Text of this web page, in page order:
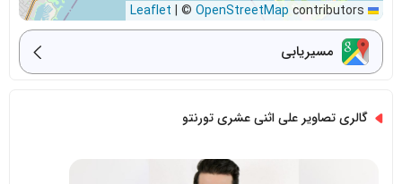
| © OpenStreetMap contributors
مسیریابی
گالری تصاویر علی اثنی عشری تورنتو